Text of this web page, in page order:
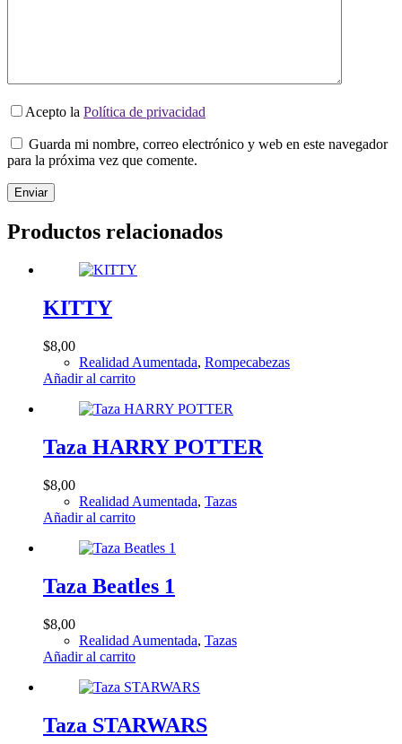
Acepto la Política de privacidad
Guarda mi nombre, correo electrónico y web en este navegador
para la próxima vez que comente.
Enviar
Productos relacionados
KITTY
$8,00
Realidad Aumentada, Rompecabezas
Añadir al carrito
Taza HARRY POTTER
$8,00
Realidad Aumentada, Tazas
Añadir al carrito
Taza Beatles 1
$8,00
Realidad Aumentada, Tazas
Añadir al carrito
Taza STARWARS